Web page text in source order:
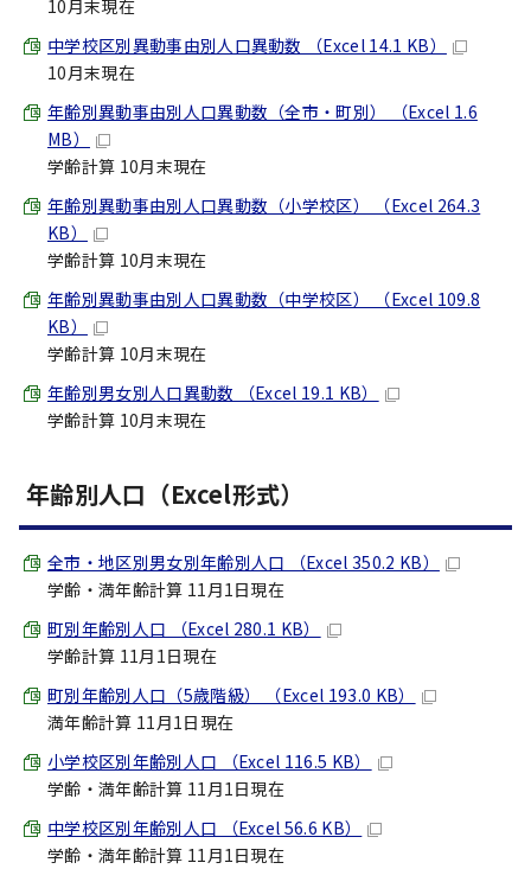
10月末現在
中学校区別異動事由別人口異動数 （Excel 14.1 KB）
10月末現在
年齢別異動事由別人口異動数（全市・町別） （Excel 1.6
MB）
学齢計算 10月末現在
年齢別異動事由別人口異動数（小学校区） （Excel 264.3
KB）
学齢計算 10月末現在
年齢別異動事由別人口異動数（中学校区） （Excel 109.8
KB）
学齢計算 10月末現在
年齢別男女別人口異動数 （Excel 19.1 KB）
学齢計算 10月末現在
年齢別人口（Excel形式）
全市・地区別男女別年齢別人口 （Excel 350.2 KB）
学齢・満年齢計算 11月1日現在
町別年齢別人口 （Excel 280.1 KB）
学齢計算 11月1日現在
町別年齢別人口（5歳階級） （Excel 193.0 KB）
満年齢計算 11月1日現在
小学校区別年齢別人口 （Excel 116.5 KB）
学齢・満年齢計算 11月1日現在
中学校区別年齢別人口 （Excel 56.6 KB）
学齢・満年齢計算 11月1日現在